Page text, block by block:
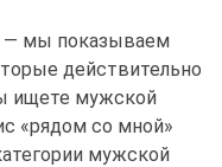
— мы показываем
действительно
ищете мужской
«рядом со мной»
мужской